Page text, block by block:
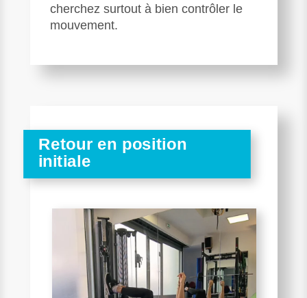
cherchez surtout à bien contrôler le
mouvement.
Retour en position
initiale